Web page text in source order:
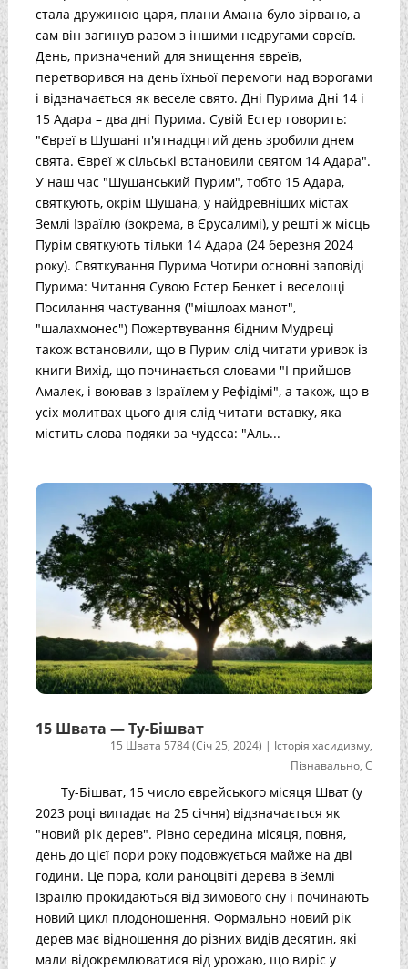
стала дружиною царя, плани Амана було зірвано, а
сам він загинув разом з іншими недругами євреїв.
День, призначений для знищення євреїв,
перетворився на день їхньої перемоги над ворогами
і відзначається як веселе свято. Дні Пурима Дні 14 і
15 Адара – два дні Пурима. Сувій Естер говорить:
"Євреї в Шушані п'ятнадцятий день зробили днем
свята. Євреї ж сільські встановили святом 14 Адара".
У наш час "Шушанський Пурим", тобто 15 Адара,
святкують, окрім Шушана, у найдревніших містах
Землі Ізраїлю (зокрема, в Єрусалимі), у решті ж місць
Пурім святкують тільки 14 Адара (24 березня 2024
року). Святкування Пурима Чотири основні заповіді
Пурима: Читання Сувою Естер Бенкет і веселощі
Посилання частування ("мішлоах манот",
"шалахмонес") Пожертвування бідним Мудреці
також встановили, що в Пурим слід читати уривок із
книги Вихід, що починається словами "І прийшов
Амалек, і воював з Ізраїлем у Рефідімі", а також, що в
усіх молитвах цього дня слід читати вставку, яка
містить слова подяки за чудеса: "Аль...
15 Швата — Ту-Бішват
15 Швата 5784 (Січ 25, 2024) | Історія хасидизму,
Пізнавально,С
Ту-Бішват, 15 число єврейського місяця Шват (у
2023 році випадає на 25 січня) відзначається як
"новий рік дерев". Рівно середина місяця, повня,
день до цієї пори року подовжується майже на дві
години. Це пора, коли раноцвіті дерева в Землі
Ізраїлю прокидаються від зимового сну і починають
новий цикл плодоношення. Формально новий рік
дерев має відношення до різних видів десятин, які
мали відокремлюватися від урожаю, що виріс у